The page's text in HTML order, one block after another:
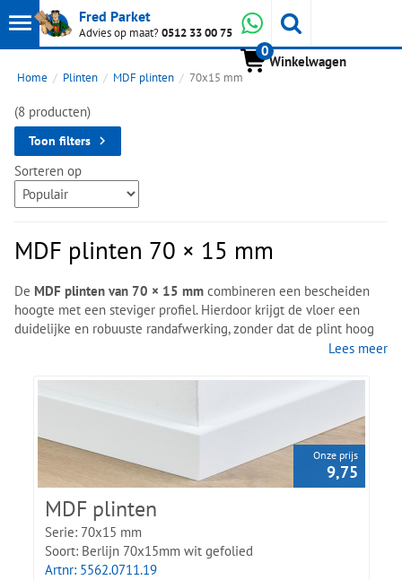
Toon
hoofdmenu
Fred Parket
Advies op maat?0512 33 00 75 Whatsapp
0
Winkelwagen
Home Plinten MDF plinten 70x15 mm
(8 producten)
Toon filters
Sorteren op
MDF plinten 70 × 15 mm
De MDF plinten van 70 × 15 mm combineren een bescheiden
hoogte met een steviger profiel. Hierdoor krijgt de vloer een
duidelijke en robuuste randafwerking, zonder dat de plint hoog
De lengtes zijn2400 mmlang en worden per stuk verkocht.
Binnen de serie zijn verschillende uitvoeringen en kleuren
Lees meer
Onze prijs
9,75
MDF plinten
Serie: 70x15 mm
Soort: Berlijn 70x15mm wit gefolied
Artnr: 5562.0711.19